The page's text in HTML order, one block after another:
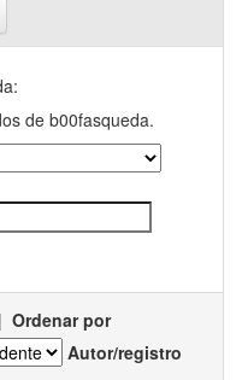
de b00fasqueda.
| Ordenar por
Autor/registro